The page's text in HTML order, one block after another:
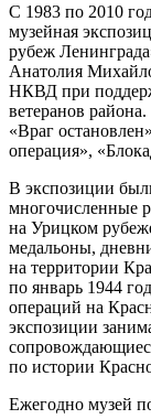
С 1983 по 2010
музейная
рубеж
Анатолия
НКВД при
ветеранов
«Враг
операция»,
В экспозиции
многочисленные
на Урицком
медальоны,
на территории
по январь 1944
операций на
экспозиции
по истории
Ежегодно музей